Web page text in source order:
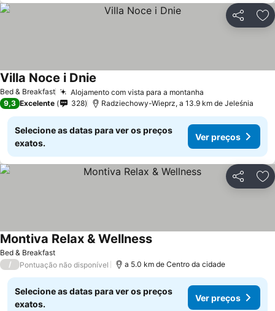
Partilhar
Bed & Breakfast Alojamento com vista para a montanha
Villa Noce i Dnie
9,3 Excelente 328 Radziechowy-Wieprz, a 13.9 km de Jeleśnia
Selecione as datas para ver os preços
exatos.
Ver preços
Partilhar
Bed & Breakfast
Montiva Relax & WellnessVer preços
/ Pontuação não disponível a 5.0 km de Centro da cidade
Selecione as datas para ver os preços
exatos.
Ver preços